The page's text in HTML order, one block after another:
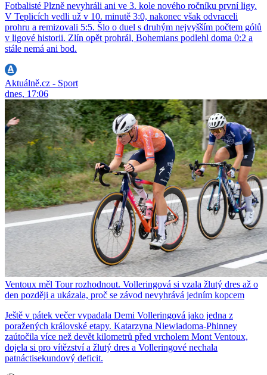
Fotbalisté Plzně nevyhráli ani ve 3. kole nového ročníku první ligy.
V Teplicích vedli už v 10. minutě 3:0, nakonec však odvraceli
prohru a remizovali 5:5. Šlo o duel s druhým nejvyšším počtem gólů
v ligové historii. Zlín opět prohrál, Bohemians podlehl doma 0:2 a
stále nemá ani bod.
Aktuálně.cz - Sport
dnes, 17:06
Ventoux měl Tour rozhodnout. Volleringová si vzala žlutý dres až o
den později a ukázala, proč se závod nevyhrává jedním kopcem
Ještě v pátek večer vypadala Demi Volleringová jako jedna z
poražených královské etapy. Katarzyna Niewiadoma-Phinney
zaútočila více než devět kilometrů před vrcholem Mont Ventoux,
dojela si pro vítězství a žlutý dres a Volleringové nechala
patnáctisekundový deficit.